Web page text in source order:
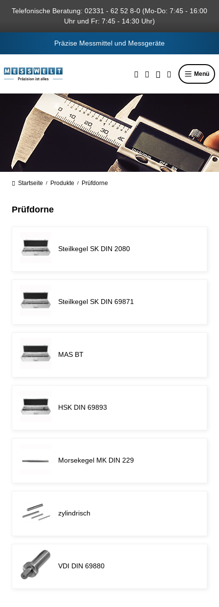
springen
Telefonische Beratung: 02331 - 62 52 8-0 (Mo-Do: 7:45 - 16:00
Uhr und Fr: 7:45 - 14:30 Uhr)
Präzise Messmittel und Messgeräte
Menü
Startseite / Produkte / Prüfdorne
Prüfdorne
Steilkegel SK DIN 2080
Steilkegel SK DIN 69871
MAS BT
HSK DIN 69893
Morsekegel MK DIN 229
zylindrisch
VDI DIN 69880